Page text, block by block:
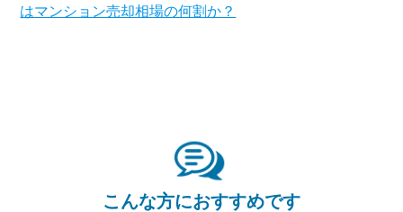
はマンション売却相場の何割か？
こんな方におすすめです